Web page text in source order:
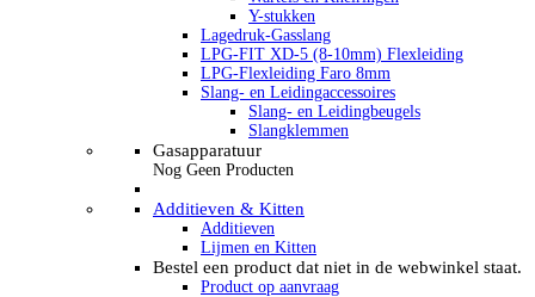
Y-stukken
Lagedruk-Gasslang
LPG-FIT XD-5 (8-10mm) Flexleiding
LPG-Flexleiding Faro 8mm
Slang- en Leidingaccessoires
Slang- en Leidingbeugels
Slangklemmen
Gasapparatuur
Nog Geen Producten
Additieven & Kitten
Additieven
Lijmen en Kitten
Bestel een product dat niet in de webwinkel staat.
Product op aanvraag